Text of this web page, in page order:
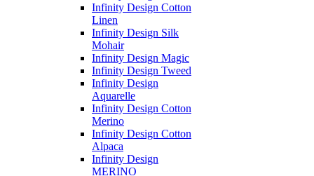
Infinity Design Cotton
Linen
Infinity Design Silk
Mohair
Infinity Design Magic
Infinity Design Tweed
Infinity Design
Aquarelle
Infinity Design Cotton
Merino
Infinity Design Cotton
Alpaca
Infinity Design
MERINO